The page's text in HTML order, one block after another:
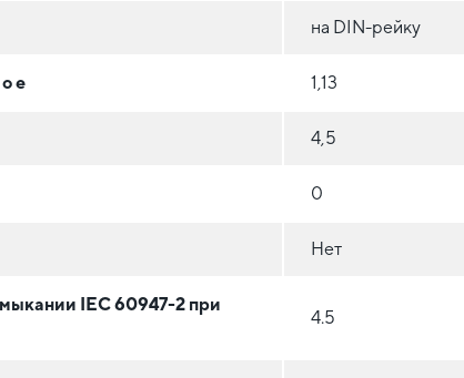
на DIN-рейку
e 1,13
4,5
0
Нет
IEC 60947-2 при
4.5